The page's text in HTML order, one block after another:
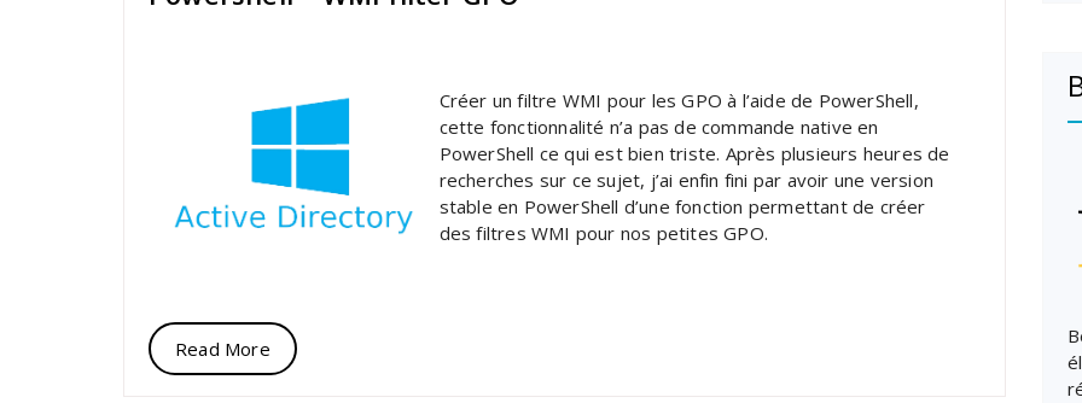
Créer un filtre WMI pour les GPO à l’aide de PowerShell,
cette fonctionnalité n’a pas de commande native en
PowerShell ce qui est bien triste. Après plusieurs heures de
recherches sur ce sujet, j’ai enfin fini par avoir une version
stable en PowerShell d’une fonction permettant de créer
des filtres WMI pour nos petites GPO.
Read More